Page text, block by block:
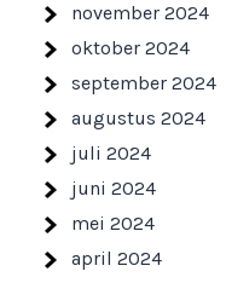
november 2024
oktober 2024
september 2024
augustus 2024
juli 2024
juni 2024
mei 2024
april 2024